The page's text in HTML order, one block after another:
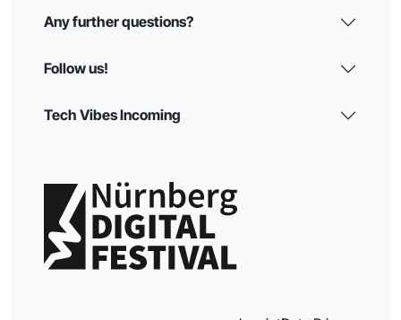
Any further questions?
Follow us!
Tech Vibes Incoming